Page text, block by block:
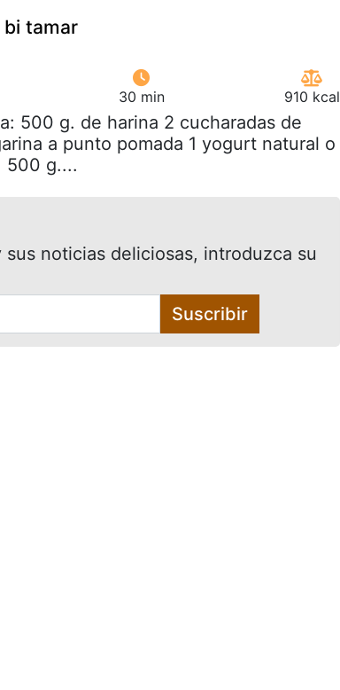
bi tamar
30 min 910 kcal
500 g. de harina 2 cucharadas de
a punto pomada 1 yogurt natural o
500 g....
noticias deliciosas, introduzca su
Suscribir